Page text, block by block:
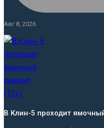
Авг 8, 2026
В Клин-5 проходит